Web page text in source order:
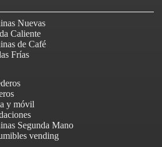
Nuevas
Caliente
de Café
Frías
y móvil
Segunda Mano
vending